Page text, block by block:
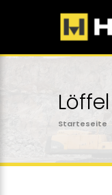
Löffel
Starteseite